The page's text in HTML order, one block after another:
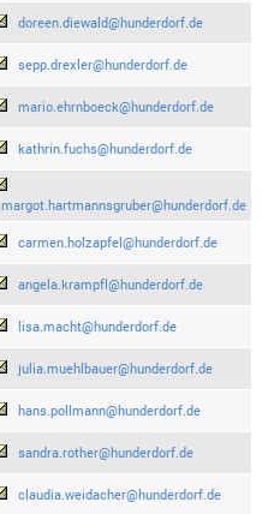
doreen.diewald@hunderdorf.de
sepp.drexler@hunderdorf.de
mario.ehrnboeck@hunderdorf.de
kathrin.fuchs@hunderdorf.de
margot.hartmannsgruber@hunderdorf.de
carmen.holzapfel@hunderdorf.de
angela.krampfl@hunderdorf.de
lisa.macht@hunderdorf.de
julia.muehlbauer@hunderdorf.de
hans.pollmann@hunderdorf.de
sandra.rother@hunderdorf.de
claudia.weidacher@hunderdorf.de